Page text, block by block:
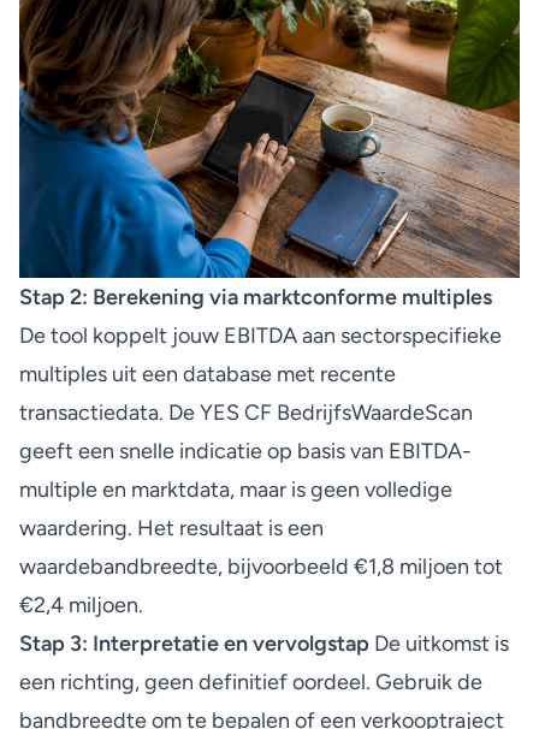
Stap 2: Berekening via marktconforme multiples
De tool koppelt jouw EBITDA aan sectorspecifieke
multiples uit een database met recente
transactiedata. DeYES CF BedrijfsWaardeScan
geeft een snelle indicatie op basis van EBITDA-
multiple en marktdata, maar is geen volledige
waardering. Het resultaat is een
waardebandbreedte, bijvoorbeeld €1,8 miljoen tot
€2,4 miljoen.
Stap 3: Interpretatie en vervolgstap De uitkomst is
een richting, geen definitief oordeel. Gebruik de
bandbreedte om te bepalen of een verkooptraject